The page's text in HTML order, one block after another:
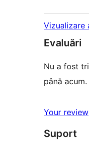
Vizualizare
Evaluări
Nu a fost
până acum.
Your review
Suport